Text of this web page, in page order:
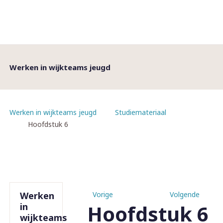
Werken in wijkteams jeugd
Werken in wijkteams jeugd
Studiemateriaal
Hoofdstuk 6
Werken
in
wijkteams
Volgende
Vorige
Hoofdstuk 6